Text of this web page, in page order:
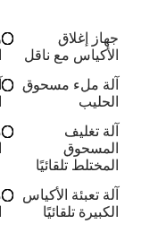
جهاز إغلاق
الأكياس مع ناقل
آلة ملء مسحوق
الحليب
آلة تغليف
المسحوق
المختلط تلقائيًا
آلة تعبئة الأكياس
الكبيرة تلقائيًا